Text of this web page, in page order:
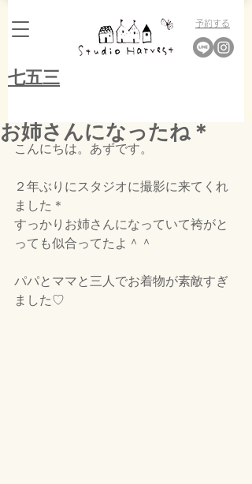
​予約する
​七五三
お姉さんになったね＊
こんにちは。あずです。
２年ぶりにスタジオに撮影に来てくれ
ました＊
すっかりお姉さんになっていて袴がと
っても似合ってたよ＾＾
パパとママと三人でお着物が素敵すぎ
ました♡